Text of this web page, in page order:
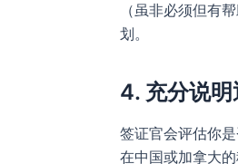
（虽非必须但有
划。
4. 充分说明
签证官会评估你
在中国或加拿大